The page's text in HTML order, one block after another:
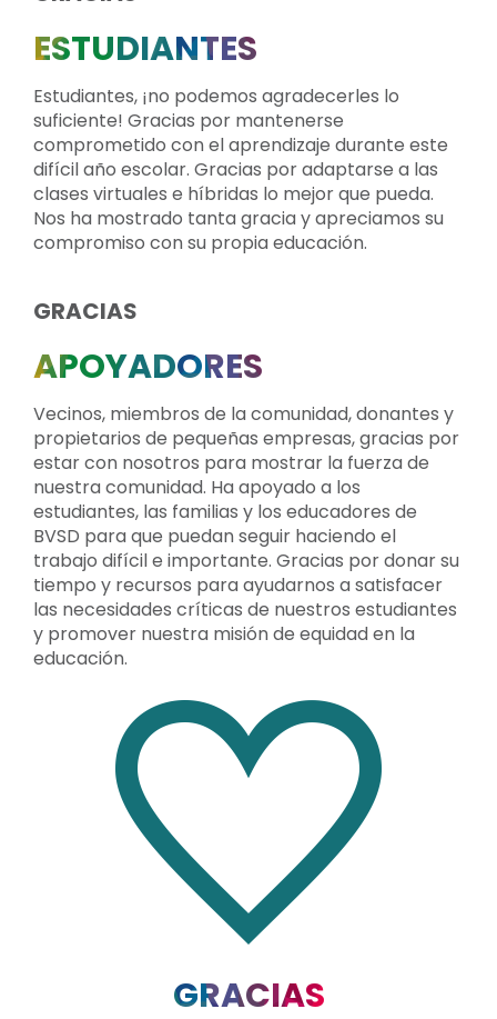
ESTUDIANTES
Estudiantes, ¡no podemos agradecerles lo
suficiente! Gracias por mantenerse
comprometido con el aprendizaje durante este
difícil año escolar. Gracias por adaptarse a las
clases virtuales e híbridas lo mejor que pueda.
Nos ha mostrado tanta gracia y apreciamos su
compromiso con su propia educación.
GRACIAS
APOYADORES
Vecinos, miembros de la comunidad, donantes y
propietarios de pequeñas empresas, gracias por
estar con nosotros para mostrar la fuerza de
nuestra comunidad. Ha apoyado a los
estudiantes, las familias y los educadores de
BVSD para que puedan seguir haciendo el
trabajo difícil e importante. Gracias por donar su
tiempo y recursos para ayudarnos a satisfacer
las necesidades críticas de nuestros estudiantes
y promover nuestra misión de equidad en la
educación.
GRACIAS